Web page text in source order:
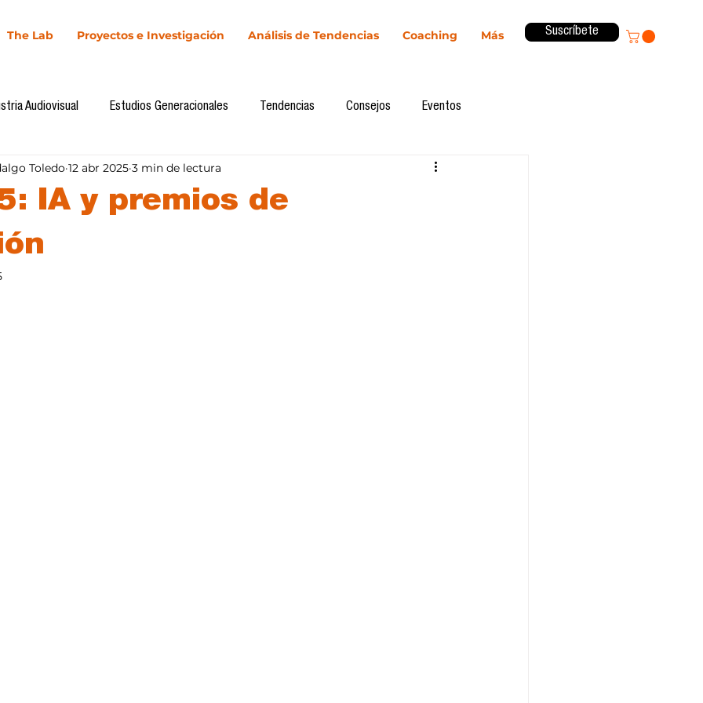
The Lab Proyectos e Investigación Análisis de Tendencias Coaching Más Suscríbete
Audiovisual Estudios Generacionales Tendencias Consejos Eventos
Cultura Digital Comunicación y Sociedad Innovación
IA y premios de
Toledo 12 abr 2025 3 min de lectura